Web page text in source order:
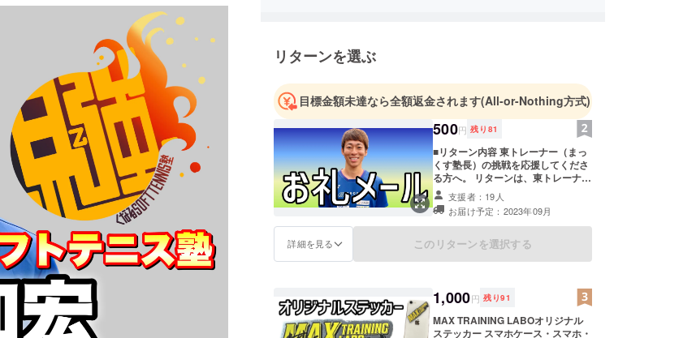
リターンを選ぶ
目標金額未達なら全額返金されます(All-or-Nothing方式)
500円 残り 81
■リターン内容 東トレーナー（まっ
くす塾長）の挑戦を応援してくださ
る方へ。 リターンは、東トレーナー
からのお礼メール。
支援者：19人
お届け予定：2023年09月
詳細を見る このリターンを選択する
1,000円 残り91
MAX TRAINING LABOオリジナル
ステッカー スマホケース・スマホ・